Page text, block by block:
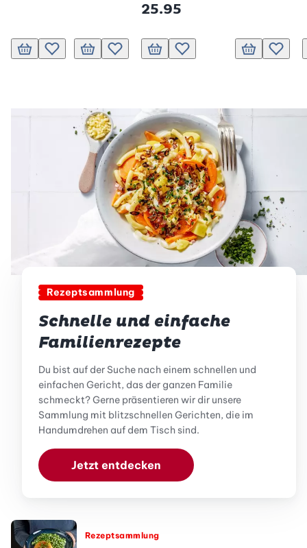
In den Warenkorb
Zur Wunschliste hinzufügen
In den Warenkorb
Zur Wunschliste hinzufügen
25.95
In den Warenkorb
Zur Wunschliste hinzufügen
In den Zur
Rezeptsammlung
Schnelle und einfache
Familienrezepte
Du bist auf der Suche nach einem schnellen und
einfachen Gericht, das der ganzen Familie
schmeckt? Gerne präsentieren wir dir unsere
Sammlung mit blitzschnellen Gerichten, die im
Handumdrehen auf dem Tisch sind.
Jetzt entdecken
Rezeptsammlung